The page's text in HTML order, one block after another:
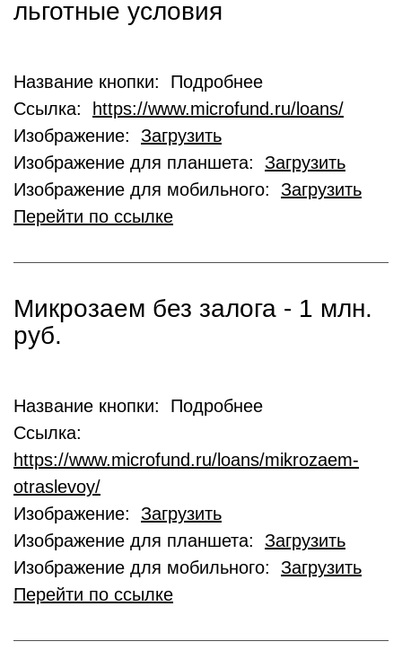
льготные условия
Название кнопки: Подробнее
Ссылка:
https://www.microfund.ru/loans/
Изображение: Загрузить
Изображение для планшета: Загрузить
Изображение для мобильного: Загрузить
Перейти по ссылке
Микрозаем без залога - 1 млн.
руб.
Название кнопки: Подробнее
Ссылка:
https://www.microfund.ru/loans/mikrozaem-
otraslevoy/
Изображение: Загрузить
Изображение для планшета: Загрузить
Изображение для мобильного: Загрузить
Перейти по ссылке